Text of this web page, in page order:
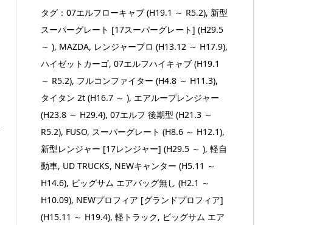
径
45mm
ジ
ェ
ッ
ト
イ
ノ
ウ
エ
[長
さ]H140mm
H190mm
タグ：07エルフローキャブ (H19.1 ～ R5.2), 新型
スーパーグレート [17スーパーグレート] (H29.5
～ ), MAZDA, レンジャープロ (H13.12 ～ H17.9),
ハイゼットカーゴ,07エルフハイキャブ (H19.1
～ R5.2), フルコンファイター (H4.8 ～ H11.3),
タイタン 2t (H16.7 ～ ), エアループレンジャー
(H23.8 ～ H29.4),07エルフ 後期型 (H21.3 ～
R5.2), FUSO, スーパーグレート (H8.6 ～ H12.1),
新型レンジャー [17レンジャー] (H29.5 ～ ),軽自
動車, UD TRUCKS, NEWキャンター (H5.11 ～
H14.6), ビッグサム エアバッグ無し (H2.1 ～
H10.09), NEWプロフィア [グランドプロフィア]
(H15.11 ～ H19.4),軽トラック, ビッグサム エア